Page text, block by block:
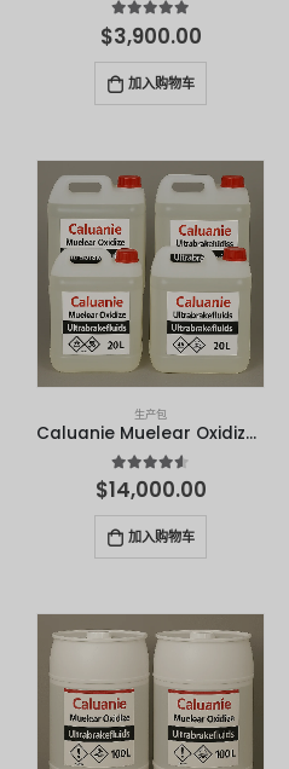
4.90满分 5 分
$3,900.00
加入购物车
生产包
Caluanie Muelear Oxidize - 20 升
4.50满分 5 分
$14,000.00
加入购物车